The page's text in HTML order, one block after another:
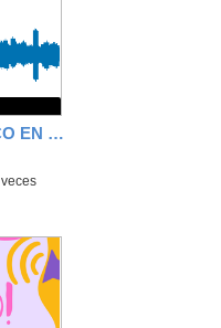
RADIOTEATRO: ATASCO EN EL HORMIGUERO
veces